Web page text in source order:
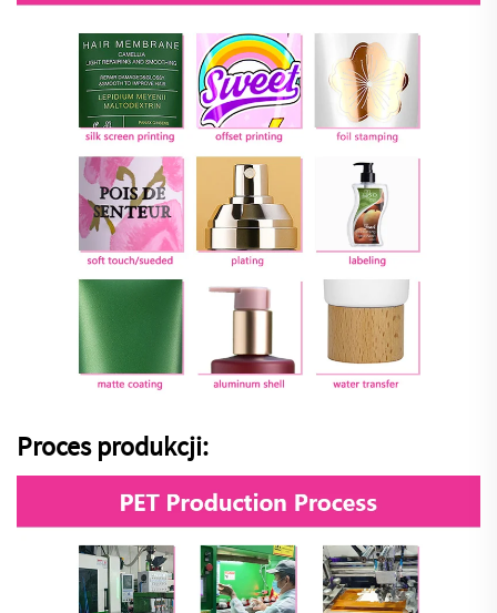
Proces produkcji: